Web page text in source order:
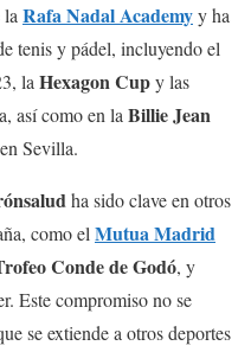
laRafa Nadal Academyy ha
tenis y pádel, incluyendo el
laHexagon Cupy las
así como en laBillie Jean
Sevilla.
ha sido clave en otros
como elMutua Madrid
Conde de Godó, y
Este compromiso no se
se extiende a otros deportes